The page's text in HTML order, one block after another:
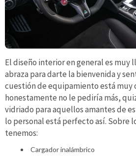
El diseño interior en general es muy
abraza para darte la bienvenida y
cuestión de equipamiento está muy
honestamente no le pediría más,
vidriado para aquellos amantes de
lo personal está perfecto así. Sobre
tenemos:
Cargador inalámbrico